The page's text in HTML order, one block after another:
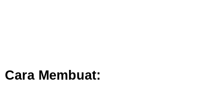
Cara Membuat: